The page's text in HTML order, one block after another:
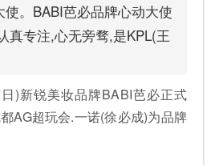
。BABI芭必品牌心动大使
专注,心无旁骛,是KPL(王
)新锐美妆品牌BABI芭必正式
AG超玩会.一诺(徐必成)为品牌